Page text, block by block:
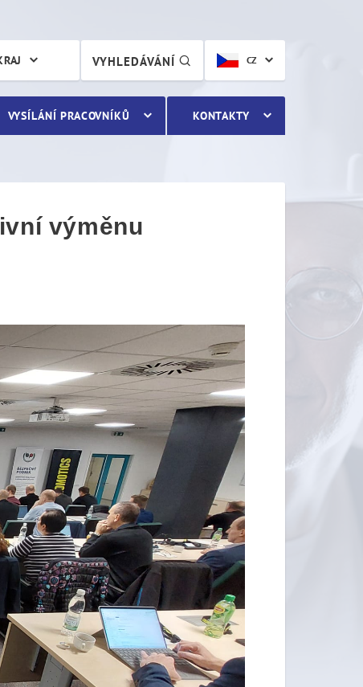
výměnu zkušeností s
CZ
VYHLEDÁVÁNÍ
VYSÍLÁNÍ PRACOVNÍKŮ KONTAKTY
výměnu